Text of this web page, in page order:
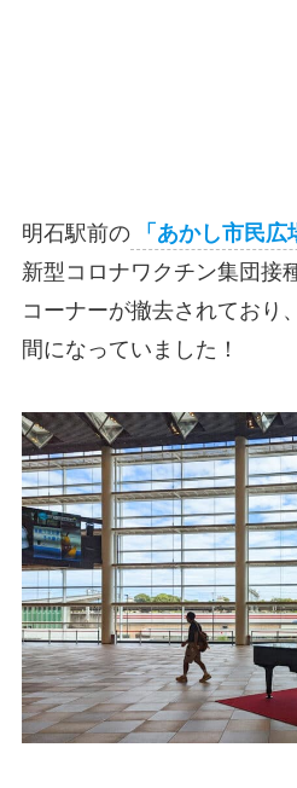
明石駅前の 「あかし市民広
新型コロナワクチン集団接
コーナーが撤去されており
間になっていました！